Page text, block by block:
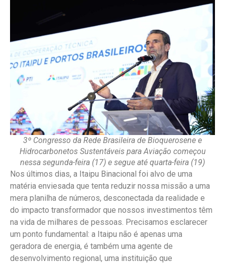
3º Congresso da Rede Brasileira de Bioquerosene e
Hidrocarbonetos Sustentáveis para Aviação começou
nessa segunda-feira (17) e segue até quarta-feira (19)
Nos últimos dias, a Itaipu Binacional foi alvo de uma
matéria enviesada que tenta reduzir nossa missão a uma
mera planilha de números, desconectada da realidade e
do impacto transformador que nossos investimentos têm
na vida de milhares de pessoas. Precisamos esclarecer
um ponto fundamental: a Itaipu não é apenas uma
geradora de energia, é também uma agente de
desenvolvimento regional, uma instituição que